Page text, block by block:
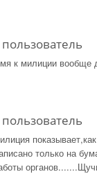
к милиции вообще
только на